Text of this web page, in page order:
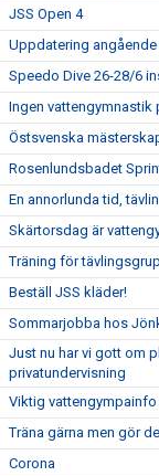
JSS Open 4
Uppdatering
Speedo Dive 26-28/6
Ingen
Östsvenska
Rosenlundsbadet
En annorlunda tid,
Skärtorsdag är
Träning för
Beställ JSS kläder!
Sommarjobba hos
Just nu har vi gott om
privatundervisning
Viktig vattengympainfo
Träna gärna men gör
Corona